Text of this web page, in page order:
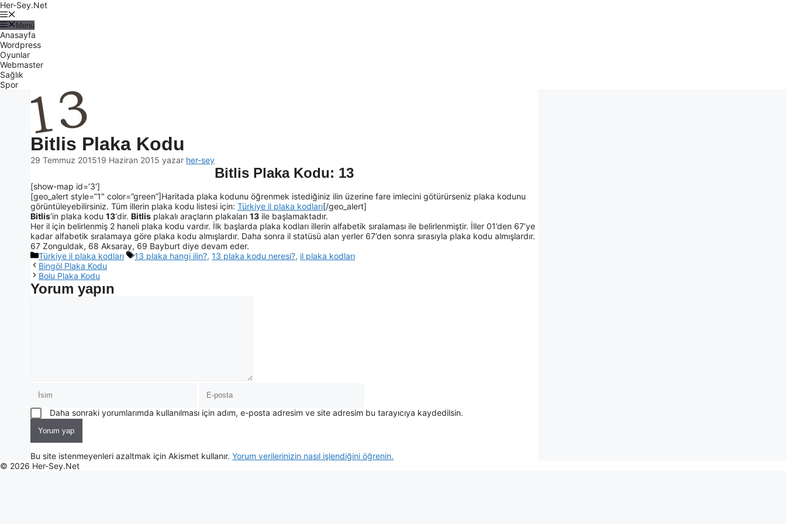
Her-Sey.Net
Menü
Anasayfa
Wordpress
Oyunlar
Webmaster
Sağlık
Spor
Bitlis Plaka Kodu
29 Temmuz 201519 Haziran 2015 yazar her-sey
Bitlis Plaka Kodu: 13
[show-map id=’3′]
[geo_alert style=”1″ color=”green”]Haritada plaka kodunu öğrenmek istediğiniz ilin üzerine fare imlecini götürürseniz plaka kodunu
görüntüleyebilirsiniz. Tüm illerin plaka kodu listesi için: Türkiye il plaka kodları[/geo_alert]
Bitlis‘in plaka kodu 13‘dir. Bitlis plakalı araçların plakaları 13 ile başlamaktadır.
Her il için belirlenmiş 2 haneli plaka kodu vardır. İlk başlarda plaka kodları illerin alfabetik sıralaması ile belirlenmiştir. İller 01’den 67’ye
kadar alfabetik sıralamaya göre plaka kodu almışlardır. Daha sonra il statüsü alan yerler 67’den sonra sırasıyla plaka kodu almışlardır.
67 Zonguldak, 68 Aksaray, 69 Bayburt diye devam eder.
Türkiye il plaka kodları
13 plaka hangi ilin?, 13 plaka kodu neresi?, il plaka kodları
Bingöl Plaka Kodu
Bolu Plaka Kodu
Yorum yapın
Daha sonraki yorumlarımda kullanılması için adım, e-posta adresim ve site adresim bu tarayıcıya kaydedilsin.
Bu site istenmeyenleri azaltmak için Akismet kullanır. Yorum verilerinizin nasıl işlendiğini öğrenin.
© 2026 Her-Sey.Net